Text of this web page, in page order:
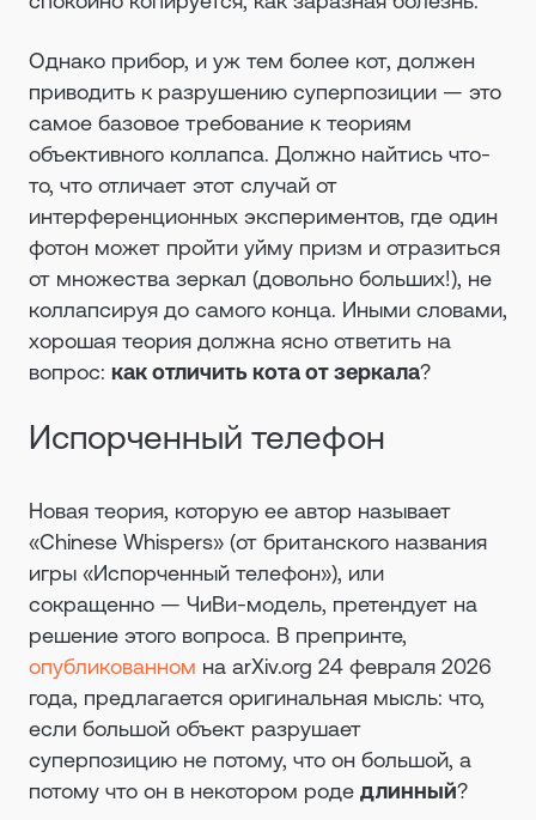
Однако прибор, и уж тем более кот, должен
приводить к разрушению суперпозиции — это
самое базовое требование к теориям
объективного коллапса. Должно найтись что-
то, что отличает этот случай от
интерференционных экспериментов, где один
фотон может пройти уйму призм и отразиться
от множества зеркал (довольно больших!), не
коллапсируя до самого конца. Иными словами,
хорошая теория должна ясно ответить на
вопрос: как отличить кота от зеркала?
Испорченный телефон
Новая теория, которую ее автор называет
«Chinese Whispers» (от британского названия
игры «Испорченный телефон»), или
сокращенно — ЧиВи-модель, претендует на
решение этого вопроса. В препринте,
опубликованном на arXiv.org 24 февраля 2026
года, предлагается оригинальная мысль: что,
если большой объект разрушает
суперпозицию не потому, что он большой, а
потому что он в некотором роде длинный?